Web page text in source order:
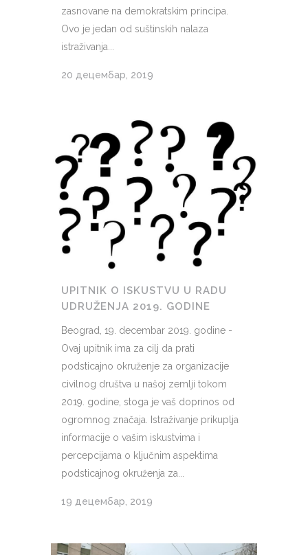
zasnovane na demokratskim principa.
Ovo je jedan od suštinskih nalaza
istraživanja...
20 децембар, 2019
UPITNIK O ISKUSTVU U RADU
UDRUŽENJA 2019. GODINE
Beograd, 19. decembar 2019. godine -
Ovaj upitnik ima za cilj da prati
podsticajno okruženje za organizacije
civilnog društva u našoj zemlji tokom
2019. godine, stoga je vaš doprinos od
ogromnog značaja. Istraživanje prikuplja
informacije o vašim iskustvima i
percepcijama o ključnim aspektima
podsticajnog okruženja za...
19 децембар, 2019